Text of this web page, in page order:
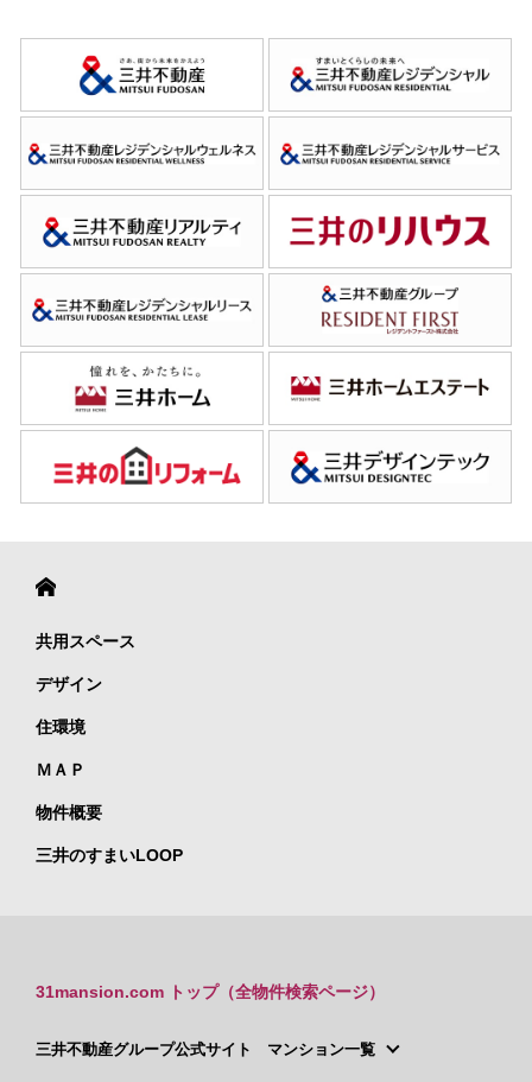
共用スペース
デザイン
住環境
ＭＡＰ
物件概要
三井のすまいLOOP
31mansion.com トップ（全物件検索ページ）
三井不動産グループ公式サイト マンション一覧